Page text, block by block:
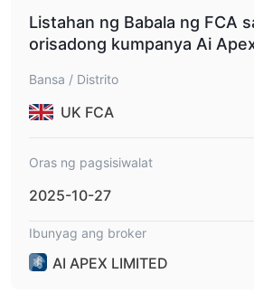
Listahan ng Babala ng FCA
orisadong kumpanya Ai
Bansa / Distrito
UK FCA
Oras ng pagsisiwalat
2025-10-27
Ibunyag ang broker
AI APEX LIMITED